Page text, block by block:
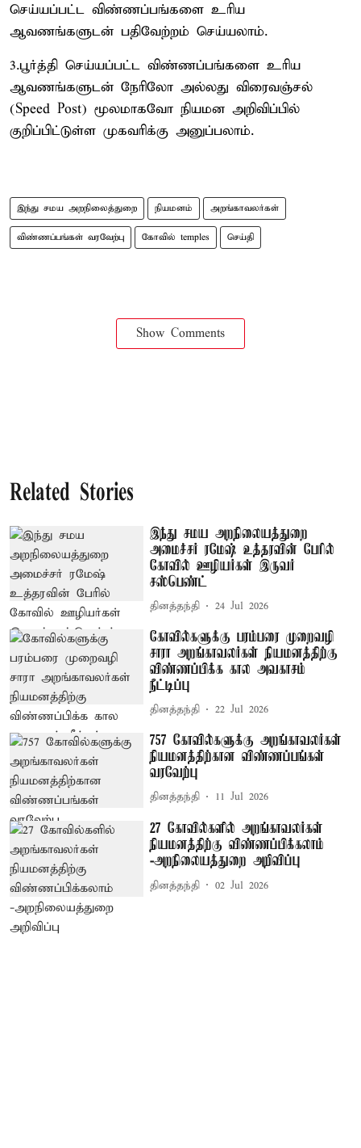
செய்யப்பட்ட விண்ணப்பங்களை உரிய
ஆவணங்களுடன் பதிவேற்றம் செய்யலாம்.
3.பூர்த்தி செய்யப்பட்ட விண்ணப்பங்களை உரிய
ஆவணங்களுடன் நேரிலோ அல்லது விரைவஞ்சல்
(Speed Post) மூலமாகவோ நியமன அறிவிப்பில்
குறிப்பிட்டுள்ள முகவரிக்கு அனுப்பலாம்.
இந்து சமய அறநிலைத்துறை நியமனம் அறங்காவலர்கள்
விண்ணப்பங்கள் வரவேற்பு கோவில் temples செய்தி
Show Comments
Related Stories
இந்து சமய அறநிலையத்துறை
அமைச்சர் ரமேஷ் உத்தரவின் பேரில்
கோவில் ஊழியர்கள் இருவர்
சஸ்பெண்ட்
தினத்தந்தி 24 Jul 2026
கோவில்களுக்கு பரம்பரை முறைவழி
சாரா அறங்காவலர்கள் நியமனத்திற்கு
விண்ணப்பிக்க கால அவகாசம்
நீட்டிப்பு
தினத்தந்தி 22 Jul 2026
757 கோவில்களுக்கு அறங்காவலர்கள்
நியமனத்திற்கான விண்ணப்பங்கள்
வரவேற்பு
தினத்தந்தி 11 Jul 2026
27 கோவில்களில் அறங்காவலர்கள்
நியமனத்திற்கு விண்ணப்பிக்கலாம்
-அறநிலையத்துறை அறிவிப்பு
தினத்தந்தி 02 Jul 2026